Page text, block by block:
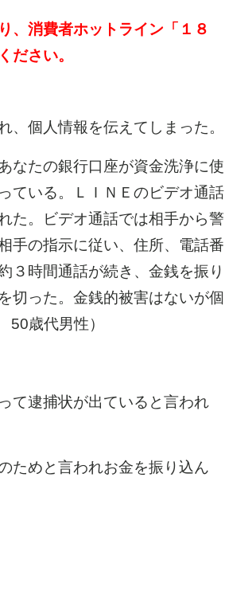
、消費者ホットライン「１８
ださい。
個人情報を伝えてしまった。
なたの銀行口座が資金洗浄に使
ている。ＬＩＮＥのビデオ通話
た。ビデオ通話では相手から警
手の指示に従い、住所、電話番
３時間通話が続き、金銭を振り
切った。金銭的被害はないが個
歳代男性）
て逮捕状が出ていると言われ
ためと言われお金を振り込ん